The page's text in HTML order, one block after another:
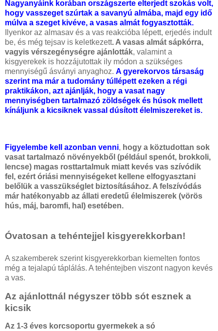
Nagyanyáink korában országszerte elterjedt szokás volt,
hogy vasszeget szúrtak a savanyú almába, majd egy idő
múlva a szeget kivéve, a vasas almát fogyasztották.
Ilyenkor az almasav és a vas reakcióba lépett, erjedés indult
be, és még tejsav is keletkezett. A vasas almát sápkórra,
vagyis vérszegénységre ajánlották, valamint a
kisgyerekek is hozzájutottak ily módon a szükséges
mennyiségű ásványi anyaghoz. A gyerekorvos társaság
szerint ma már a tudomány túllépett ezeken a régi
praktikákon, azt ajánlják, hogy a vasat nagy
mennyiségben tartalmazó zöldségek és húsok mellett
kínáljunk a kicsiknek vassal dúsított élelmiszereket is.
Figyelembe kell azonban venni, hogy a köztudottan sok
vasat tartalmazó növényekből (például spenót, brokkoli,
lencse) magas rosttartalmuk miatt kevés vas szívódik
fel, ezért óriási mennyiségeket kellene elfogyasztani
belőlük a vasszükséglet biztosításához. A felszívódás
már hatékonyabb az állati eredetű élelmiszerek (vörös
hús, máj, baromfi, hal) esetében.
Óvatosan a tehéntejjel kisgyerekkorban!
A szakemberek szerint kisgyerekkorban kiemelten fontos
még a tejalapú táplálás. A tehéntejben viszont nagyon kevés
a vas.
Az ajánlottnál négyszer több sót esznek a
kicsik
Az 1-3 éves korcsoportu gyermekek a só